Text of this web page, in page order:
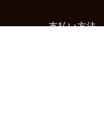
支払い方法